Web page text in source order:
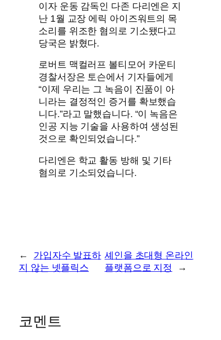
이자 운동 감독인 다존 다리엔은 지
난 1월 교장 에릭 아이즈워트의 목
소리를 위조한 혐의로 기소됐다고
당국은 밝혔다.
로버트 맥컬러프 볼티모어 카운티
경찰서장은 토슨에서 기자들에게
“이제 우리는 그 녹음이 진품이 아
니라는 결정적인 증거를 확보했습
니다.”라고 말했습니다. “이 녹음은
인공 지능 기술을 사용하여 생성된
것으로 확인되었습니다.”
다리엔은 학교 활동 방해 및 기타
혐의로 기소되었습니다.
←
가입자수 발표하
지 않는 넷플릭스
셰인을 초대형 온라인
플랫폼으로 지정
→
코멘트